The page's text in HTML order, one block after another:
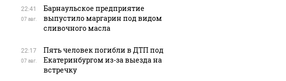
22:41
07 авг.
Барнаульское предприятие
выпустило маргарин под видом
сливочного масла
22:17
07 авг.
Пять человек погибли в ДТП под
Екатеринбургом из-за выезда на
встречку